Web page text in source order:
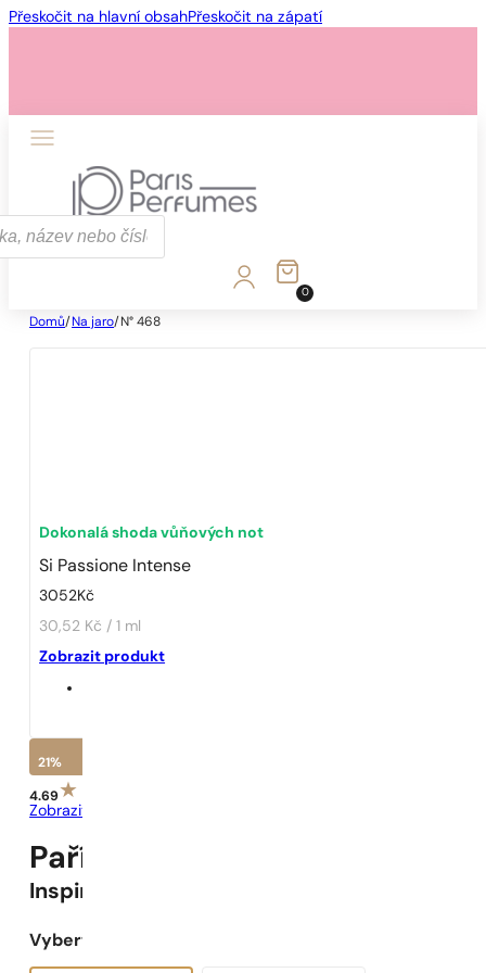
Přeskočit na hlavní obsahPřeskočit na zápatí
0
Domů/ Na jaro/ N° 468
Dokonalá shoda vůňových not
Si Passione Intense
3052Kč
30,52 Kč / 1 ml
Zobrazit produkt
21%
4.69
Zobrazit recenze
Pařížské Parfémy N° 468 -
Inspirováno
Vyberte objem: